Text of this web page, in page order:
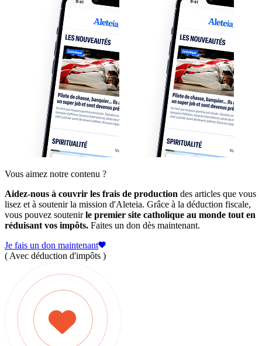
Vous aimez notre contenu ?
Aidez-nous à couvrir les frais de production des articles que vous
lisez et à soutenir la mission d'Aleteia. Grâce à la déduction fiscale,
vous pouvez soutenirle premier site catholique au monde tout en
réduisant vos impôts. Faites un don dès maintenant.
Je fais un don maintenant
( Avec déduction d'impôts )